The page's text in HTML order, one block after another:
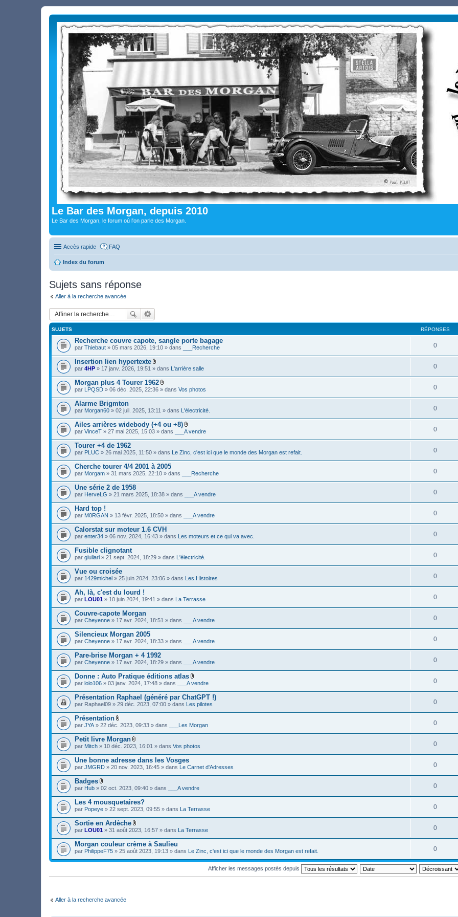
Le Bar des Morgan, depuis 2010
Le Bar des Morgan, le forum où l'on parle des Morgan.
Accès rapide FAQ
Index du forum
Sujets sans réponse
Aller à la recherche avancée
SUJETS RÉPONSES
Recherche couvre capote, sangle porte bagage
par Thiebaut » 05 mars 2026, 19:10 » dans ___Recherche 0
Insertion lien hypertexte
F
c
h
i
e
(
)
o
i
s
)
par 4HP » 17 janv. 2026, 19:51 » dans L'arrière salle 0
Morgan plus 4 Tourer 1962
F
c
i
e
r
(
o
i
n
t
)
par LPQSD » 06 déc. 2025, 22:36 » dans Vos photos 0
Alarme Brigmton
par Morgan60 » 02 juil. 2025, 13:11 » dans L'électricité. 0
Ailes arrières widebody (+4 ou +8)
F
c
i
e
o
i
)
par VinceT » 27 mai 2025, 15:03 » dans ___A vendre 0
Tourer +4 de 1962
par PLUC » 26 mai 2025, 11:50 » dans Le Zinc, c'est ici que le monde des Morgan est refait. 0
Cherche tourer 4/4 2001 à 2005
par Morgam » 31 mars 2025, 22:10 » dans ___Recherche 0
Une série 2 de 1958
par HerveLG » 21 mars 2025, 18:38 » dans ___A vendre 0
Hard top !
par M0RGAN » 13 févr. 2025, 18:50 » dans ___A vendre 0
Calorstat sur moteur 1.6 CVH
par enter34 » 06 nov. 2024, 16:43 » dans Les moteurs et ce qui va avec. 0
Fusible clignotant
par giuliari » 21 sept. 2024, 18:29 » dans L'électricité. 0
Vue ou croisée
par 1429michel » 25 juin 2024, 23:06 » dans Les Histoires 0
Ah, là, c'est du lourd !
par LOU01 » 10 juin 2024, 19:41 » dans La Terrasse 0
Couvre-capote Morgan
par Cheyenne » 17 avr. 2024, 18:51 » dans ___A vendre 0
Silencieux Morgan 2005
par Cheyenne » 17 avr. 2024, 18:33 » dans ___A vendre 0
Pare-brise Morgan + 4 1992
par Cheyenne » 17 avr. 2024, 18:29 » dans ___A vendre 0
Donne : Auto Pratique éditions atlas
F
c
h
i
e
(
o
i
t
)
par lolo106 » 03 janv. 2024, 17:48 » dans ___A vendre 0
Présentation Raphael (généré par ChatGPT !)
par Raphael09 » 29 déc. 2023, 07:00 » dans Les pilotes 0
Présentation
F
c
h
i
e
r
(
j
o
i
n
t
s
)
par JYA » 22 déc. 2023, 09:33 » dans ___Les Morgan 0
Petit livre Morgan
i
c
h
i
e
(
)
j
o
i
n
t
s
)
par Mitch » 10 déc. 2023, 16:01 » dans Vos photos 0
Une bonne adresse dans les Vosges
par JMGRD » 20 nov. 2023, 16:45 » dans Le Carnet d'Adresses 0
Badges
F
c
h
e
(
)
j
o
i
(
par Hub » 02 oct. 2023, 09:40 » dans ___A vendre 0
Les 4 mousquetaires?
par Popeye » 22 sept. 2023, 09:55 » dans La Terrasse 0
Sortie en Ardèche
F
c
h
i
e
s
par LOU01 » 31 août 2023, 16:57 » dans La Terrasse 0
Morgan couleur crème à Saulieu
par PhilippeF75 » 25 août 2023, 19:13 » dans Le Zinc, c'est ici que le monde des Morgan est refait. 0
Afficher les messages postés depuis
Aller à la recherche avancée